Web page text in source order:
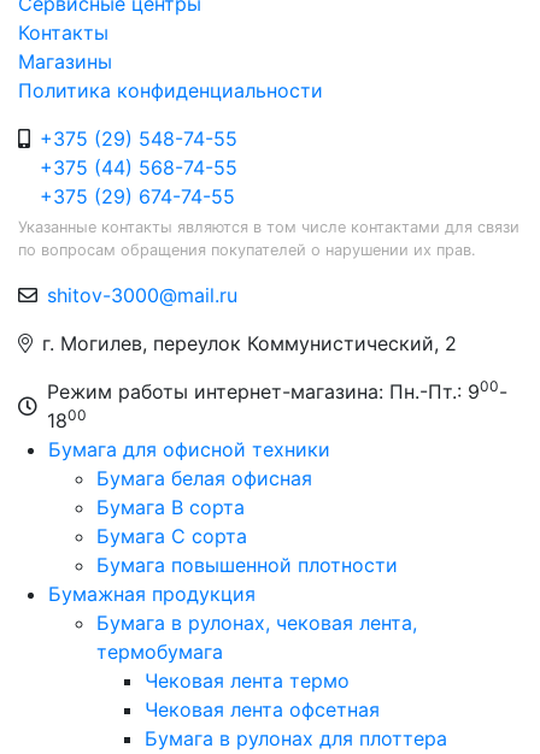
Контакты
Магазины
Политика конфиденциальности
+375 (29) 548-74-55
+375 (44) 568-74-55
+375 (29) 674-74-55
Указанные контакты являются в том числе контактами для связи
по вопросам обращения покупателей о нарушении их прав.
shitov-3000@mail.ru
г. Могилев, переулок Коммунистический, 2
Режим работы интернет-магазина: Пн.-Пт.: 900-
1800
Бумага для офисной техники
Бумага белая офисная
Бумага B сорта
Бумага C сорта
Бумага повышенной плотности
Бумажная продукция
Бумага в рулонах, чековая лента,
термобумага
Чековая лента термо
Чековая лента офсетная
Бумага в рулонах для плоттера